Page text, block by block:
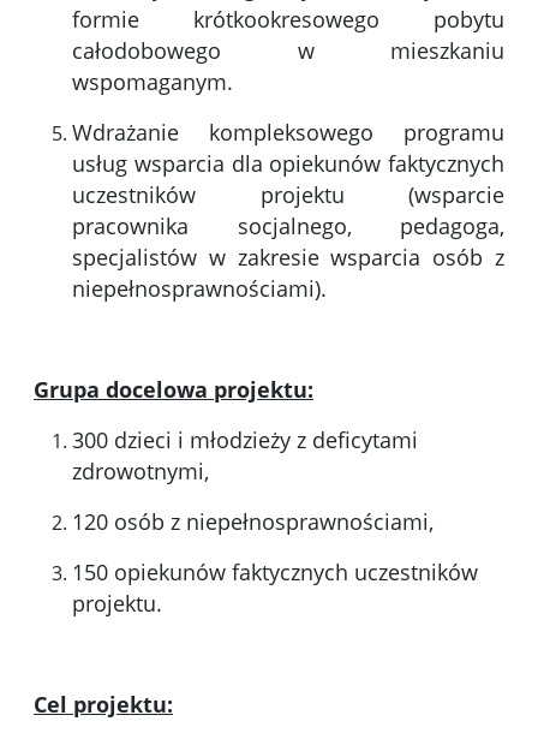
formie krótkookresowego pobytu
całodobowego w mieszkaniu
wspomaganym.
Wdrażanie kompleksowego programu
usług wsparcia dla opiekunów faktycznych
uczestników projektu (wsparcie
pracownika socjalnego, pedagoga,
specjalistów w zakresie wsparcia osób z
niepełnosprawnościami).
Grupa docelowa projektu:
300 dzieci i młodzieży z deficytami
zdrowotnymi,
120 osób z niepełnosprawnościami,
150 opiekunów faktycznych uczestników
projektu.
Cel projektu: